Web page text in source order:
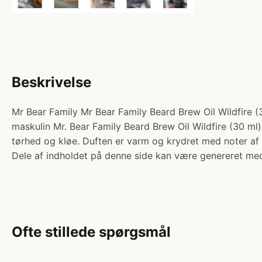
Beskrivelse
Mr Bear Family Mr Bear Family Beard Brew Oil
maskulin Mr. Bear Family Beard Brew Oil Wildfire (30
tørhed og kløe. Duften er varm og krydret med noter af
Dele af indholdet på denne side kan være genereret
Ofte stillede spørgsmål